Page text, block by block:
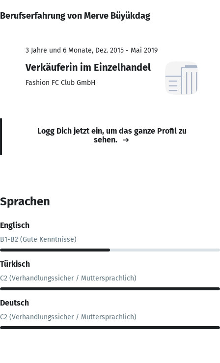
Berufserfahrung von Merve Büyükdag
3 Jahre und 6 Monate, Dez. 2015 - Mai 2019
Verkäuferin im Einzelhandel
Fashion FC Club GmbH
Logg Dich jetzt ein, um das ganze Profil zu
sehen.
Sprachen
Englisch
B1-B2 (Gute Kenntnisse)
Türkisch
C2 (Verhandlungssicher / Muttersprachlich)
Deutsch
C2 (Verhandlungssicher / Muttersprachlich)